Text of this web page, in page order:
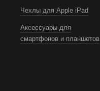
Чехлы для Apple iPad
Аксессуары для
смартфонов и планшетов